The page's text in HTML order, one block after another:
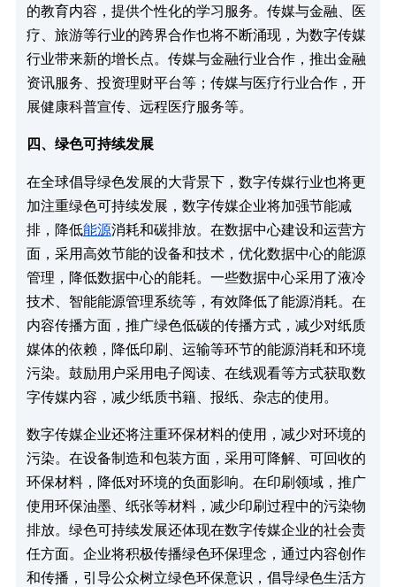
的教育内容，提供个性化的学习服务。传媒与金融、医
疗、旅游等行业的跨界合作也将不断涌现，为数字传媒
行业带来新的增长点。传媒与金融行业合作，推出金融
资讯服务、投资理财平台等；传媒与医疗行业合作，开
展健康科普宣传、远程医疗服务等。​
四、绿色可持续发展​
在全球倡导绿色发展的大背景下，数字传媒行业也将更
加注重绿色可持续发展，数字传媒企业将加强节能减
排，降低能源消耗和碳排放。在数据中心建设和运营方
面，采用高效节能的设备和技术，优化数据中心的能源
管理，降低数据中心的能耗。一些数据中心采用了液冷
技术、智能能源管理系统等，有效降低了能源消耗。在
内容传播方面，推广绿色低碳的传播方式，减少对纸质
媒体的依赖，降低印刷、运输等环节的能源消耗和环境
污染。鼓励用户采用电子阅读、在线观看等方式获取数
字传媒内容，减少纸质书籍、报纸、杂志的使用。​
数字传媒企业还将注重环保材料的使用，减少对环境的
污染。在设备制造和包装方面，采用可降解、可回收的
环保材料，降低对环境的负面影响。在印刷领域，推广
使用环保油墨、纸张等材料，减少印刷过程中的污染物
排放。绿色可持续发展还体现在数字传媒企业的社会责
任方面。企业将积极传播绿色环保理念，通过内容创作
和传播，引导公众树立绿色环保意识，倡导绿色生活方